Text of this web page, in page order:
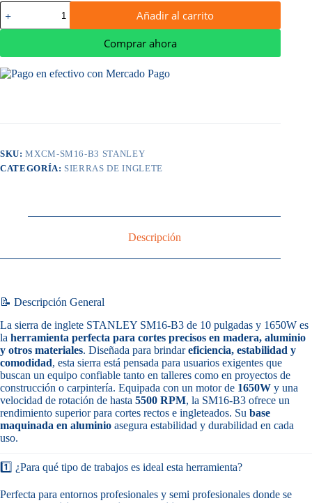
Sierra
Inglete
STANLEY
B3
10”
1650W
Profesional
cantidad
Añadir al carrito
Comprar ahora
SKU:MXCM-SM16-B3 STANLEY
CATEGORÍA: SIERRAS DE INGLETE
Descripción
📝 Descripción General
La sierra de inglete STANLEY SM16-B3 de 10 pulgadas y 1650W es
la herramienta perfecta para cortes precisos en madera, aluminio
y otros materiales. Diseñada para brindareficiencia, estabilidad y
comodidad, esta sierra está pensada para usuarios exigentes que
buscan un equipo confiable tanto en talleres como en proyectos de
construcción o carpintería. Equipada con un motor de 1650W y una
velocidad de rotación de hasta 5500 RPM, la SM16-B3 ofrece un
rendimiento superior para cortes rectos e ingleteados. Su base
maquinada en aluminio asegura estabilidad y durabilidad en cada
uso.
1️⃣ ¿Para qué tipo de trabajos es ideal esta herramienta?
Perfecta para entornos profesionales y semi profesionales donde se